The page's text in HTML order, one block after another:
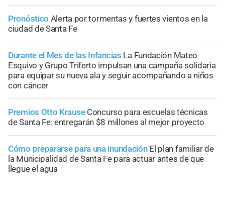
Pronóstico Alerta por tormentas y fuertes vientos en la
ciudad de Santa Fe
Durante el Mes de las Infancias La Fundación Mateo
Esquivo y Grupo Triferto impulsan una campaña solidaria
para equipar su nueva ala y seguir acompañando a niños
con cáncer
Premios Otto Krause Concurso para escuelas técnicas
de Santa Fe: entregarán $8 millones al mejor proyecto
Cómo prepararse para una inundación El plan familiar de
la Municipalidad de Santa Fe para actuar antes de que
llegue el agua